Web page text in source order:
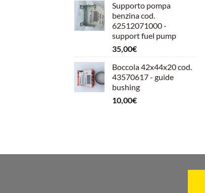
originale
era:
599,00€.
Supporto pompa
benzina cod.
62512071000 -
support fuel pump
35,00€
Boccola 42x44x20 cod.
43570617 - guide
bushing
10,00€